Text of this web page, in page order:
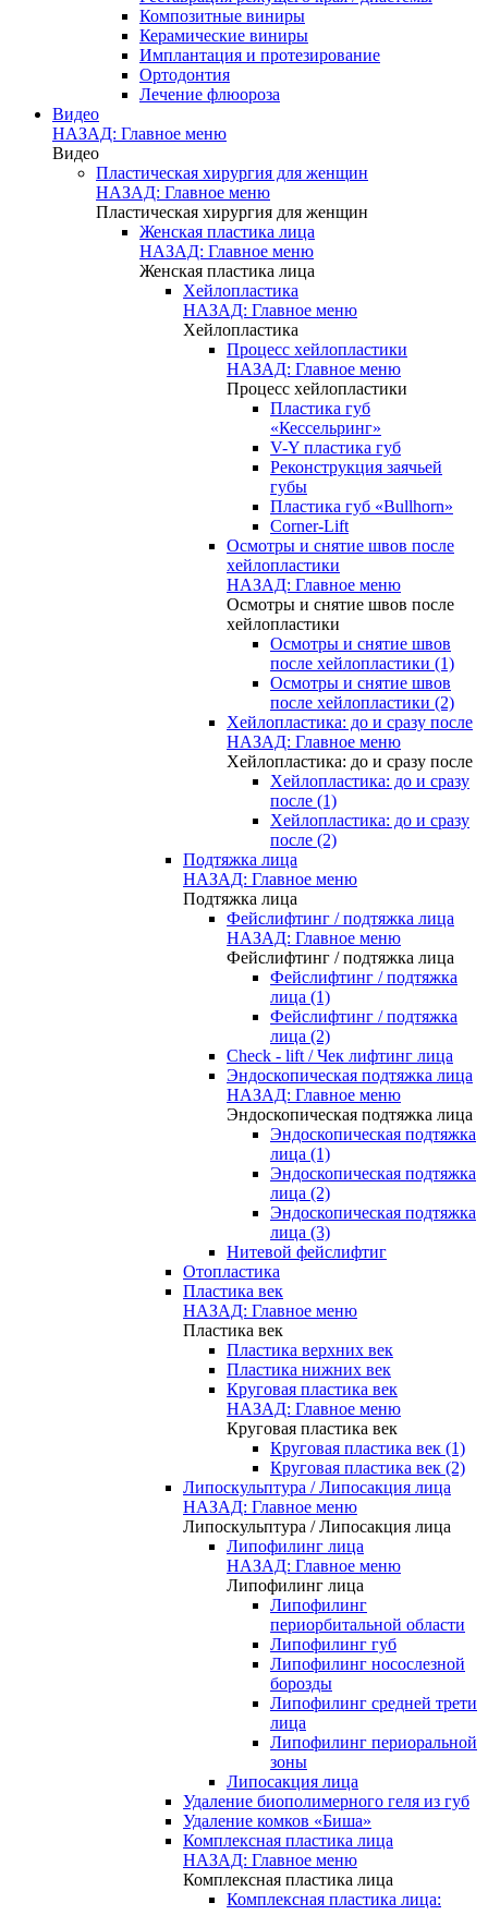
Композитные виниры
Керамические виниры
Имплантация и протезирование
Ортодонтия
Лечение флюороза
Видео
НАЗАД: Главное меню
Видео
Пластическая хирургия для женщин
НАЗАД: Главное меню
Пластическая хирургия для женщин
Женская пластика лица
НАЗАД: Главное меню
Женская пластика лица
Хейлопластика
НАЗАД: Главное меню
Хейлопластика
Процесс хейлопластики
НАЗАД: Главное меню
Процесс хейлопластики
Пластика губ
«Кессельринг»
V-Y пластика губ
Реконструкция заячьей
губы
Пластика губ «Bullhorn»
Corner-Lift
Осмотры и снятие швов после
хейлопластики
НАЗАД: Главное меню
Осмотры и снятие швов после
хейлопластики
Осмотры и снятие швов
после хейлопластики (1)
Осмотры и снятие швов
после хейлопластики (2)
Хейлопластика: до и сразу после
НАЗАД: Главное меню
Хейлопластика: до и сразу после
Хейлопластика: до и сразу
после (1)
Хейлопластика: до и сразу
после (2)
Подтяжка лица
НАЗАД: Главное меню
Подтяжка лица
Фейслифтинг / подтяжка лица
НАЗАД: Главное меню
Фейслифтинг / подтяжка лица
Фейслифтинг / подтяжка
лица (1)
Фейслифтинг / подтяжка
лица (2)
Check - lift / Чек лифтинг лица
Эндоскопическая подтяжка лица
НАЗАД: Главное меню
Эндоскопическая подтяжка лица
Эндоскопическая подтяжка
лица (1)
Эндоскопическая подтяжка
лица (2)
Эндоскопическая подтяжка
лица (3)
Нитевой фейслифтиг
Отопластика
Пластика век
НАЗАД: Главное меню
Пластика век
Пластика верхних век
Пластика нижних век
Круговая пластика век
НАЗАД: Главное меню
Круговая пластика век
Круговая пластика век (1)
Круговая пластика век (2)
Липоскульптура / Липосакция лица
НАЗАД: Главное меню
Липоскульптура / Липосакция лица
Липофилинг лица
НАЗАД: Главное меню
Липофилинг лица
Липофилинг
периорбитальной области
Липофилинг губ
Липофилинг носослезной
борозды
Липофилинг средней трети
лица
Липофилинг периоральной
зоны
Липосакция лица
Удаление биополимерного геля из губ
Удаление комков «Биша»
Комплексная пластика лица
НАЗАД: Главное меню
Комплексная пластика лица
Комплексная пластика лица: